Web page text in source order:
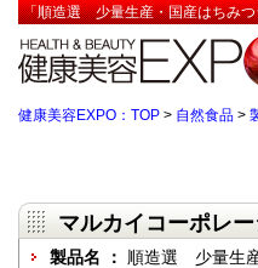
「順造選 少量生産・国産はちみつ
健康美容EXPO：TOP > 自然食品 >
マルカイコーポレ
製品名 ： 順造選 少量生